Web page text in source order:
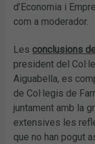
d’Economia i
com a moderador.
Les conclusions
president del
Aiguabella, es
de Col·legis de
juntament amb la
extensives les
que no han pogut